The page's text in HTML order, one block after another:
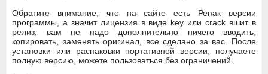
Обратите внимание, что на сайте есть Репак версии
программы, а значит лицензия в виде key или crack вшит в
релиз, вам не надо дополнительно ничего вводить,
копировать, заменять оригинал, все сделано за вас. После
установки или распаковки портативной версии, получаете
полную версию, можете пользоваться без ограничений.